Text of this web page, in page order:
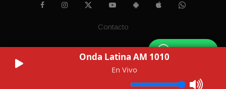
Onda Latina AM 1010
En Vivo
WhatsApp
Contacto